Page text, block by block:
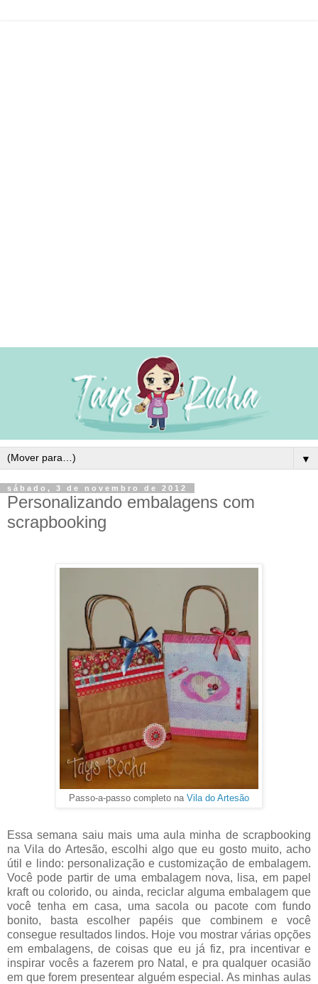
▼
sábado, 3 de novembro de 2012
Personalizando embalagens com
scrapbooking
Passo-a-passo completo na Vila do Artesão
Essa semana saiu mais uma aula minha de scrapbooking
na Vila do Artesão, escolhi algo que eu gosto muito, acho
útil e lindo: personalização e customização de embalagem.
Você pode partir de uma embalagem nova, lisa, em papel
kraft ou colorido, ou ainda, reciclar alguma embalagem que
você tenha em casa, uma sacola ou pacote com fundo
bonito, basta escolher papéis que combinem e você
consegue resultados lindos. Hoje vou mostrar várias opções
em embalagens, de coisas que eu já fiz, pra incentivar e
inspirar vocês a fazerem pro Natal, e pra qualquer ocasião
em que forem presentear alguém especial. As minhas aulas